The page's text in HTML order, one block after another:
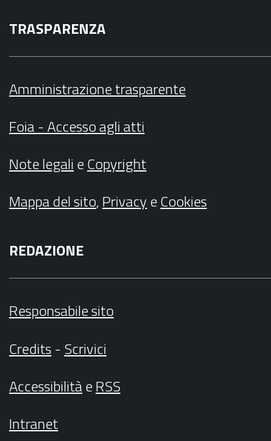
TRASPARENZA
Amministrazione trasparente
Foia - Accesso agli atti
Note legalieCopyright
Mappa del sito,PrivacyeCookies
REDAZIONE
Responsabile sito
Credits- Scrivici
AccessibilitàeRSS
Intranet